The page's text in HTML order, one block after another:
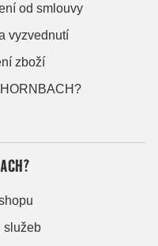
od smlouvy
vyzvednutí
zboží
služeb